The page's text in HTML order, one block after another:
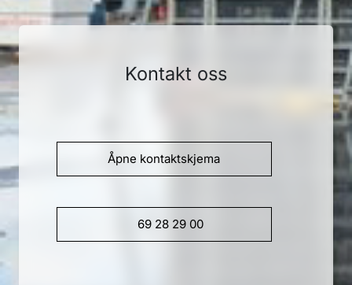
Kontakt oss
Åpne kontaktskjema
69 28 29 00